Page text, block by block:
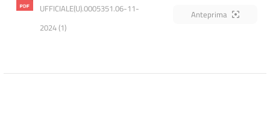
UFFICIALE(U).0005351.06-11-
2024 (1)
Anteprima